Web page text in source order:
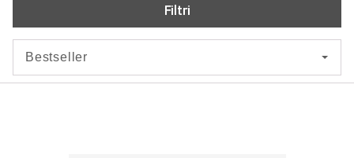
Filtri